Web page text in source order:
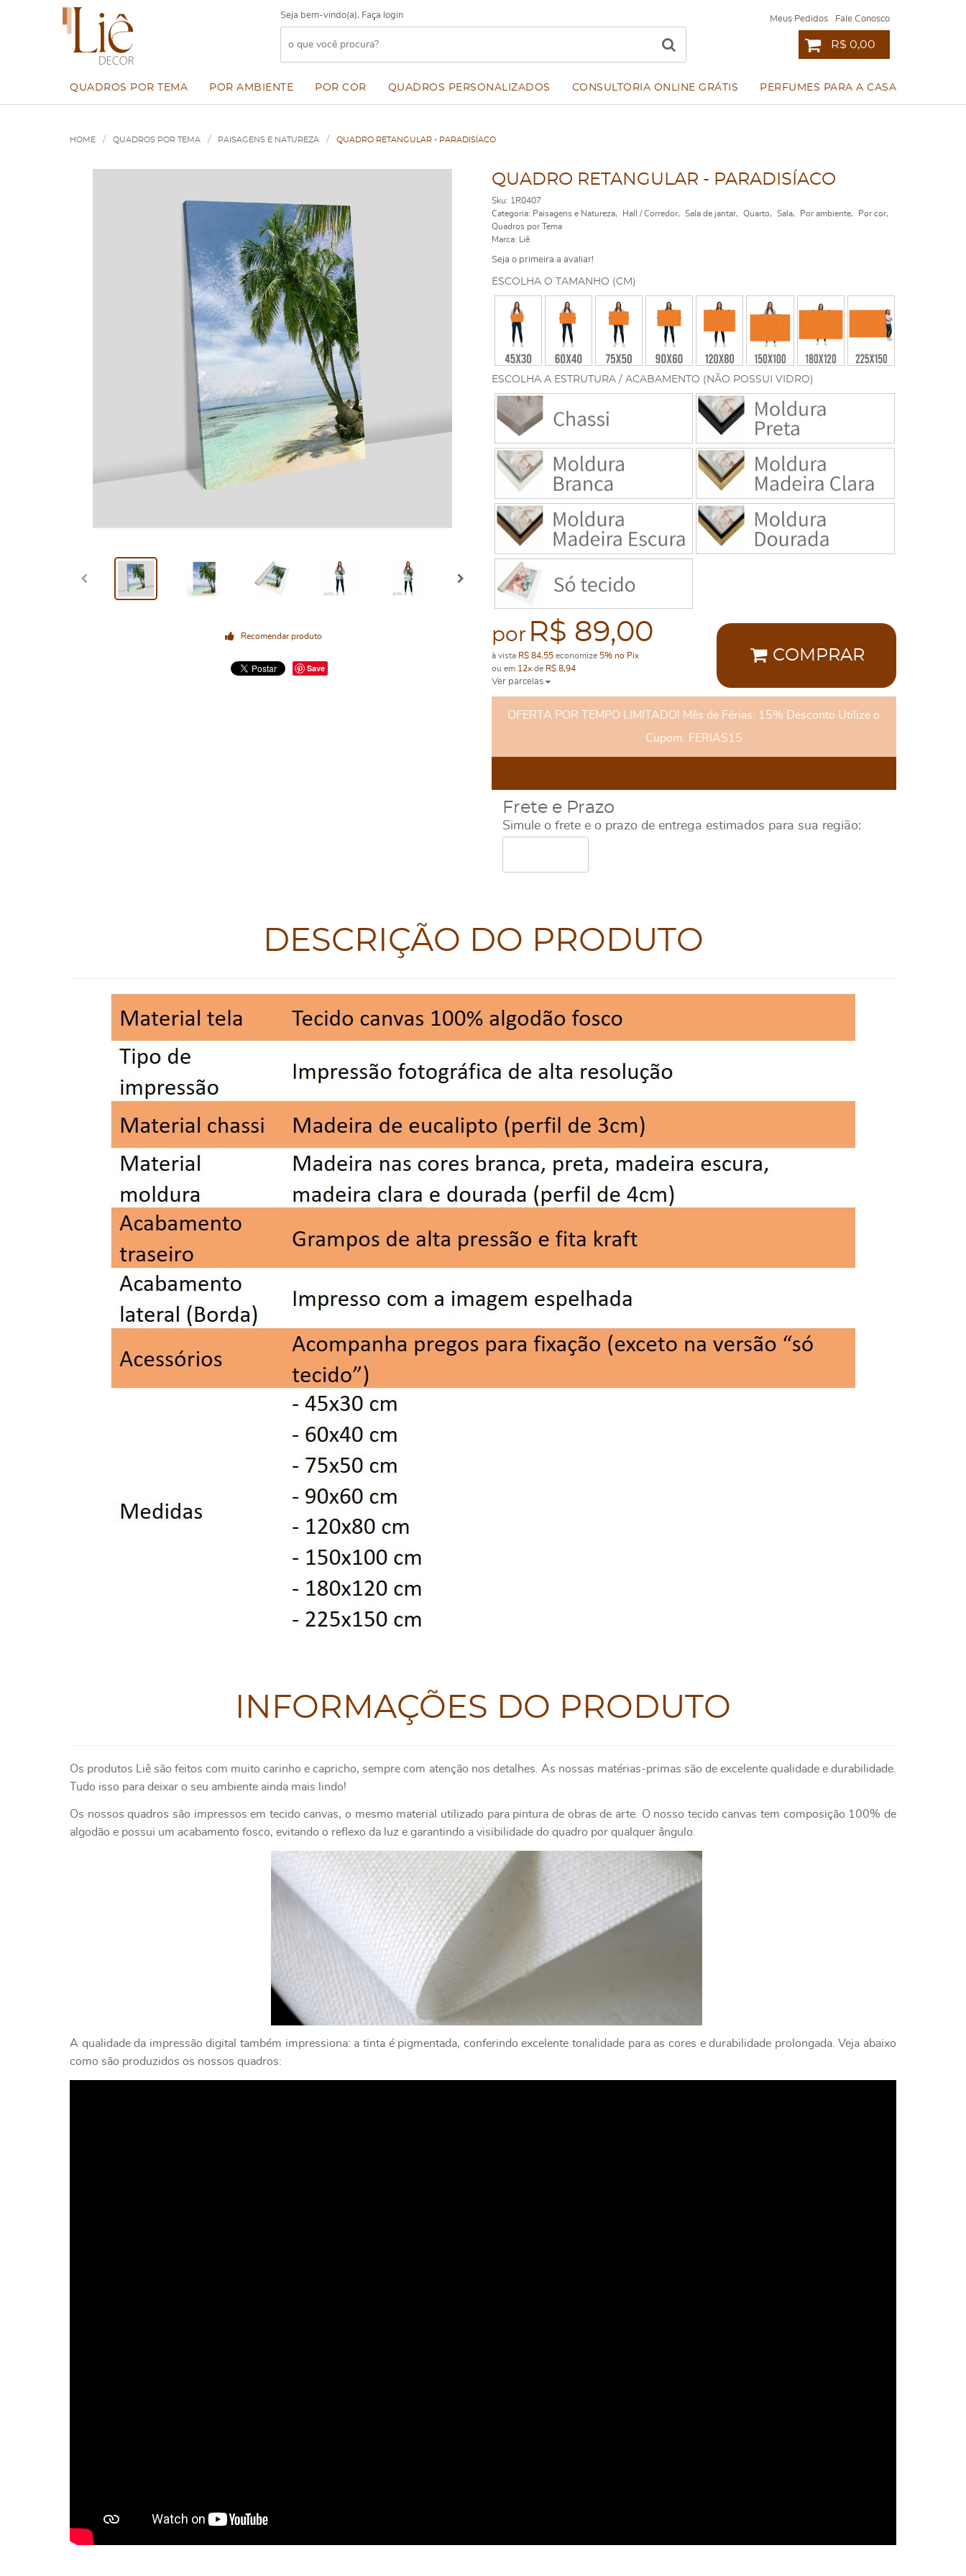
Seja bem-vindo(a), Faça login Meus Pedidos Fale Conosco
R$ 0,00
QUADROS POR TEMA POR AMBIENTE POR COR QUADROS PERSONALIZADOS CONSULTORIA ONLINE GRÁTIS PERFUMES PARA A CASA
HOME QUADROS POR TEMA PAISAGENS E NATUREZA QUADRO RETANGULAR - PARADISÍACO
Recomendar produto
Save
QUADRO RETANGULAR - PARADISÍACO
Sku: 1R0407
Categoria: Paisagens e Natureza Hall / Corredor Sala de jantar Quarto Sala Por ambiente
Por cor
Quadros por Tema
Marca:
Liê
Seja o primeira a avaliar!
ESCOLHA A ESTRUTURA / ACABAMENTO (NÃO POSSUI VIDRO)
ESCOLHA O TAMANHO (CM)
por R$ 89,00
à vista R$ 84,55economize 5% no Pix
ou em 12xde R$ 8,94
Ver parcelas
COMPRAR
OFERTA POR TEMPO LIMITADO! Mês de Férias: 15% Desconto Utilize o
Cupom: FERIAS15
Frete e Prazo
Simule o frete e o prazo de entrega estimados para sua região:
DESCRIÇÃO DO PRODUTO
INFORMAÇÕES DO PRODUTO
Os produtos Liê são feitos com muito carinho e capricho, sempre com atenção nos detalhes. As nossas matérias-primas são de excelente qualidade e durabilidade.
Tudo isso para deixar o seu ambiente ainda mais lindo!
Os nossos quadros são impressos em tecido canvas, o mesmo material utilizado para pintura de obras de arte. O nosso tecido canvas tem composição 100% de
algodão e possui um acabamento fosco, evitando o reflexo da luz e garantindo a visibilidade do quadro por qualquer ângulo.
A qualidade da impressão digital também impressiona: a tinta é pigmentada, conferindo excelente tonalidade para as cores e durabilidade prolongada. Veja abaixo
como são produzidos os nossos quadros: